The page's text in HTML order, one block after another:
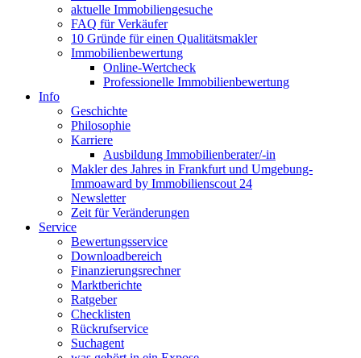
aktuelle Immobiliengesuche
FAQ für Verkäufer
10 Gründe für einen Qualitätsmakler
Immobilienbewertung
Online-Wertcheck
Professionelle Immobilienbewertung
Info
Geschichte
Philosophie
Karriere
Ausbildung Immobilienberater/-in
Makler des Jahres in Frankfurt und Umgebung-
Immoaward by Immobilienscout 24
Newsletter
Zeit für Veränderungen
Service
Bewertungsservice
Downloadbereich
Finanzierungsrechner
Marktberichte
Ratgeber
Checklisten
Rückrufservice
Suchagent